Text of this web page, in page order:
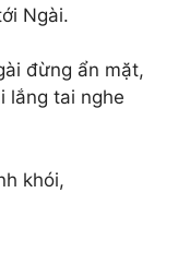
Ngài.
đừng ẩn mặt,
lắng tai nghe
khói,